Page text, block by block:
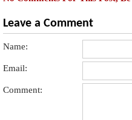
Leave a Comment
Name:
Email:
Comment: